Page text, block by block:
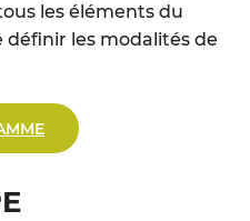
les éléments du
les modalités de